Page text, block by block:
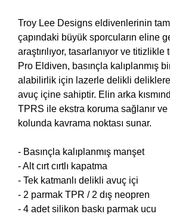
Troy Lee Designs eldivenlerinin
çapındaki büyük sporcuların eline
araştırılıyor, tasarlanıyor ve
Pro Eldiven, basınçla kalıplanmış
alabilirlik için lazerle delikli
avuç içine sahiptir. Elin arka
TPRS ile ekstra koruma sağlanır ve
kolunda kavrama noktası sunar.
- Basınçla kalıplanmış manşet
- Alt cırt cırtlı kapatma
- Tek katmanlı delikli avuç içi
- 2 parmak TPR / 2 dış neopren
- 4 adet silikon baskı parmak ucu